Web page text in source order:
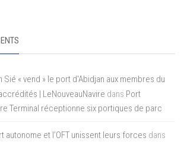
Sié « vend » le port d'Abidjan aux membres du
| LeNouveauNavire dans Port
Terminal réceptionne six portiques de parc
autonome et l’OFT unissent leurs forces dans